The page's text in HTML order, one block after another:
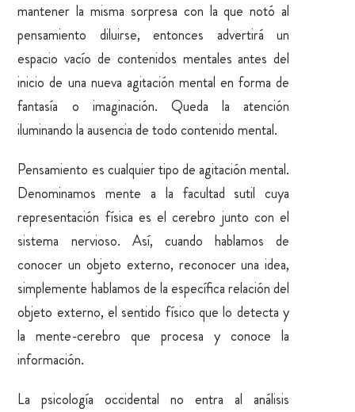
mantener la misma sorpresa con la que notó al
pensamiento diluirse, entonces advertirá un
espacio vacío de contenidos mentales antes del
inicio de una nueva agitación mental en forma de
fantasía o imaginación. Queda la atención
iluminando la ausencia de todo contenido mental.
Pensamiento es cualquier tipo de agitación mental.
Denominamos mente a la facultad sutil cuya
representación física es el cerebro junto con el
sistema nervioso. Así, cuando hablamos de
conocer un objeto externo, reconocer una idea,
simplemente hablamos de la específica relación del
objeto externo, el sentido físico que lo detecta y
la mente-cerebro que procesa y conoce la
información.
La psicología occidental no entra al análisis